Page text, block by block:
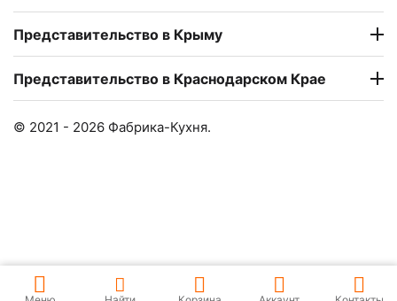
Представительство в Крыму
Представительство в Краснодарском Крае
© 2021 - 2026 Фабрика-Кухня.